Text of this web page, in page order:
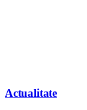
Actualitate